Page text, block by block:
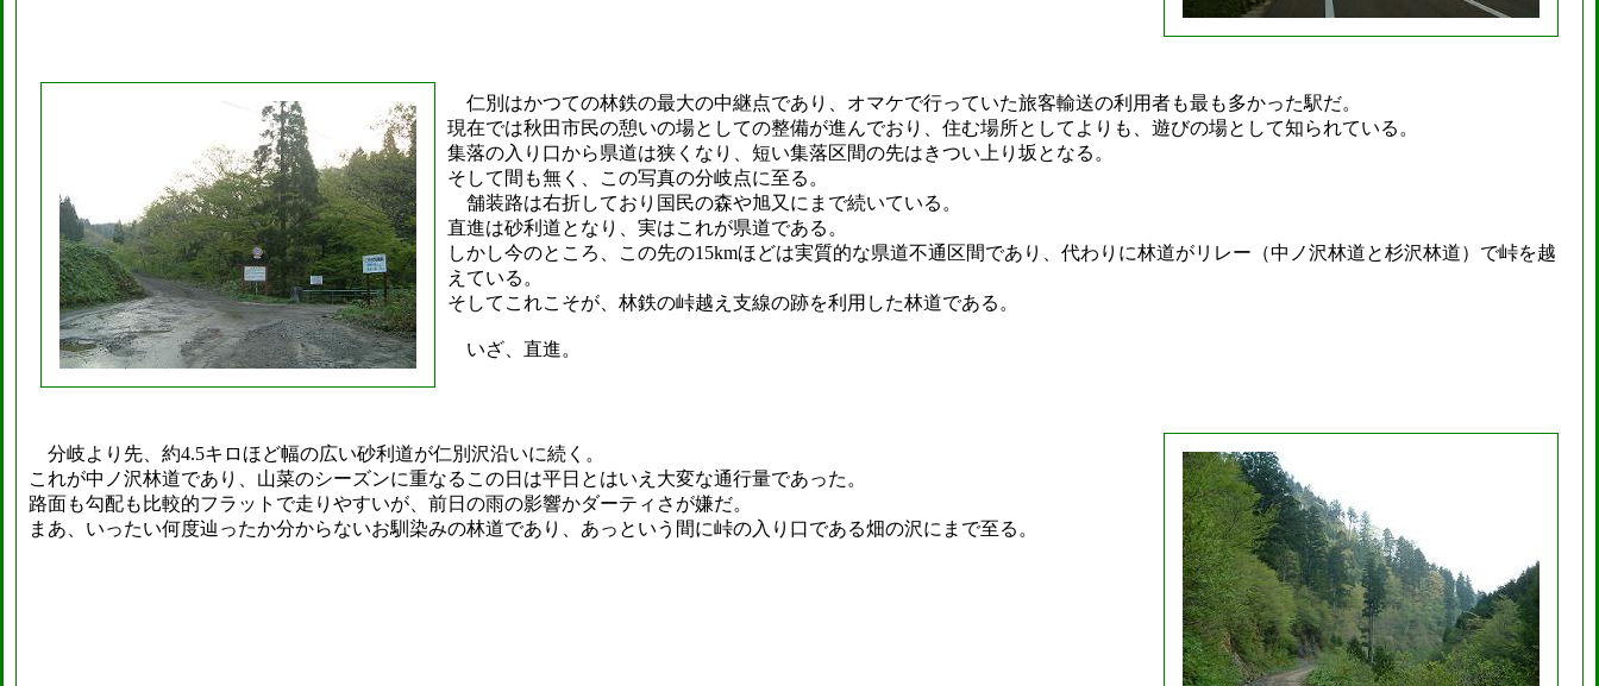
仁別はかつての林鉄の最大の中継点であり、オマケで行っていた旅客輸送の利用者も最も多かった駅だ。
現在では秋田市民の憩いの場としての整備が進んでおり、住む場所としてよりも、遊びの場として知られている。
集落の入り口から県道は狭くなり、短い集落区間の先はきつい上り坂となる。
そして間も無く、この写真の分岐点に至る。
舗装路は右折しており国民の森や旭又にまで続いている。
直進は砂利道となり、実はこれが県道である。
しかし今のところ、この先の15kmほどは実質的な県道不通区間であり、代わりに林道がリレー（中ノ沢林道と杉沢林道）で峠を越
えている。
そしてこれこそが、林鉄の峠越え支線の跡を利用した林道である。
いざ、直進。
分岐より先、約4.5キロほど幅の広い砂利道が仁別沢沿いに続く。
これが中ノ沢林道であり、山菜のシーズンに重なるこの日は平日とはいえ大変な通行量であった。
路面も勾配も比較的フラットで走りやすいが、前日の雨の影響かダーティさが嫌だ。
まあ、いったい何度辿ったか分からないお馴染みの林道であり、あっという間に峠の入り口である畑の沢にまで至る。